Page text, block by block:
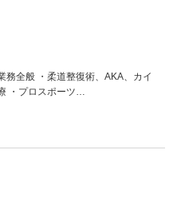
務全般 ・柔道整復術、AKA、カイ
・プロスポーツ…